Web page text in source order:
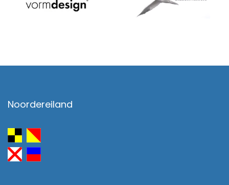
Noordereiland